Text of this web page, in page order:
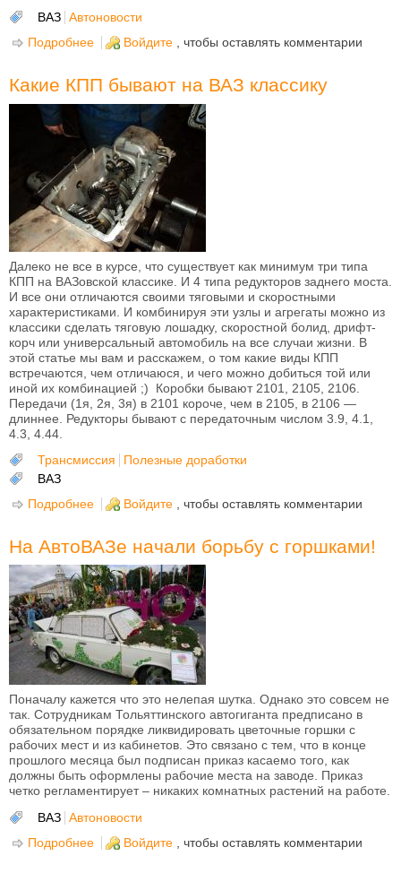
ВАЗ
Автоновости
Подробнее о Этот День в истории - 11 марта 1982 года с
Войдите , чтобы оставлять комментарии
Какие КПП бывают на ВАЗ классику
Далеко не все в курсе, что существует как минимум три типа
КПП на ВАЗовской классике. И 4 типа редукторов заднего моста.
И все они отличаются своими тяговыми и скоростными
характеристиками. И комбинируя эти узлы и агрегаты можно из
классики сделать тяговую лошадку, скоростной болид, дрифт-
корч или универсальный автомобиль на все случаи жизни. В
этой статье мы вам и расскажем, о том какие виды КПП
встречаются, чем отличаюся, и чего можно добиться той или
иной их комбинацией ;) Коробки бывают 2101, 2105, 2106.
Передачи (1я, 2я, 3я) в 2101 короче, чем в 2105, в 2106 —
длиннее. Редукторы бывают с передаточным числом 3.9, 4.1,
4.3, 4.44.
Трансмиссия
Полезные доработки
ВАЗ
Подробнее о Какие КПП бывают на ВАЗ классику
Войдите , чтобы оставлять комментарии
На АвтоВАЗе начали борьбу с горшками!
Поначалу кажется что это нелепая шутка. Однако это совсем не
так. Сотрудникам Тольяттинского автогиганта предписано в
обязательном порядке ликвидировать цветочные горшки с
рабочих мест и из кабинетов. Это связано с тем, что в конце
прошлого месяца был подписан приказ касаемо того, как
должны быть оформлены рабочие места на заводе. Приказ
четко регламентирует – никаких комнатных растений на работе.
ВАЗ
Автоновости
Подробнее о На АвтоВАЗе начали борьбу с горшками!
Войдите , чтобы оставлять комментарии